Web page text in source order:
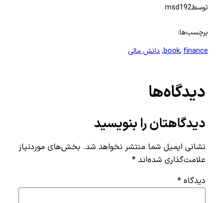
توسطmsd192
برچسب‌ها:
book, finance
, دانش مالی
دیدگاه‌ها
دیدگاهتان را بنویسید
نشانی ایمیل شما منتشر نخواهد شد. بخش‌های موردنیاز
علامت‌گذاری شده‌اند *
دیدگاه *